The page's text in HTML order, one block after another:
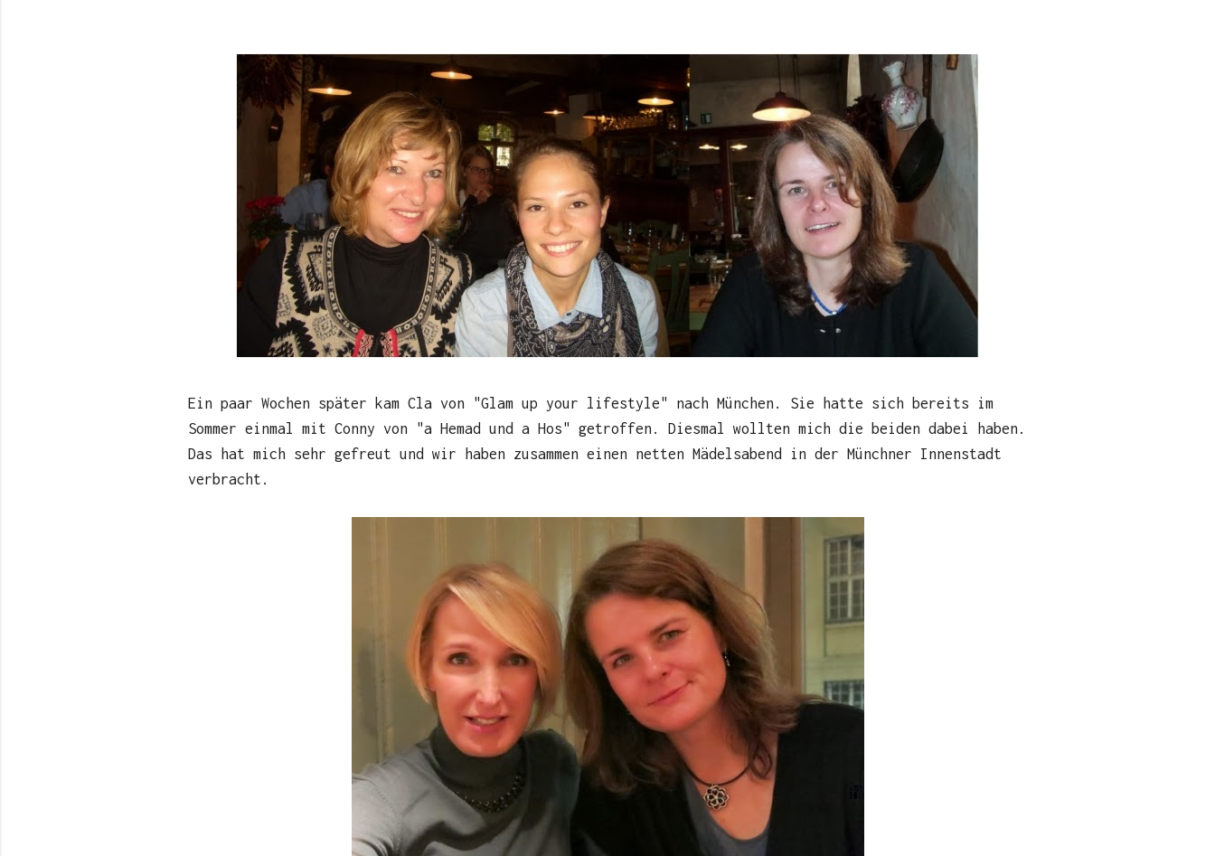
Ein paar Wochen später kam Cla von "Glam up your lifestyle" nach München. Sie hatte sich bereits im
Sommer einmal mit Conny von "a Hemad und a Hos" getroffen. Diesmal wollten mich die beiden dabei haben.
Das hat mich sehr gefreut und wir haben zusammen einen netten Mädelsabend in der Münchner Innenstadt
verbracht.